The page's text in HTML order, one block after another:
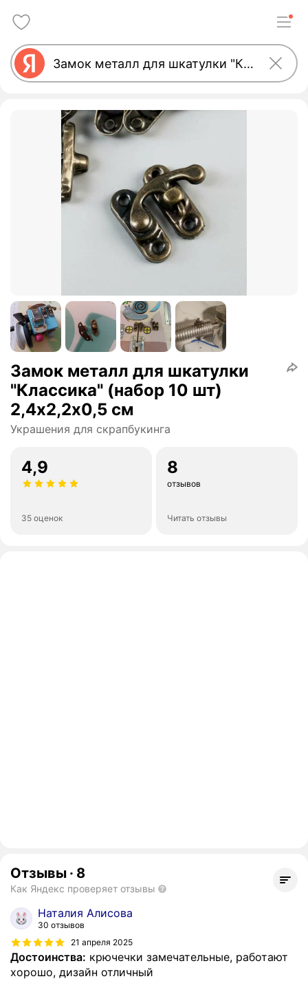
Замок металл для шкатулки
"Классика" (набор 10 шт)
2,4х2,2х0,5 см
Украшения для скрапбукинга
4,9
35 оценок
8
отзывов
Читать отзывы
Отзывы · 8
Как Яндекс проверяет отзывы
Наталия Алисова
30 отзывов
21 апреля 2025
Достоинства: крючечки замечательные, работают
хорошо, дизайн отличный